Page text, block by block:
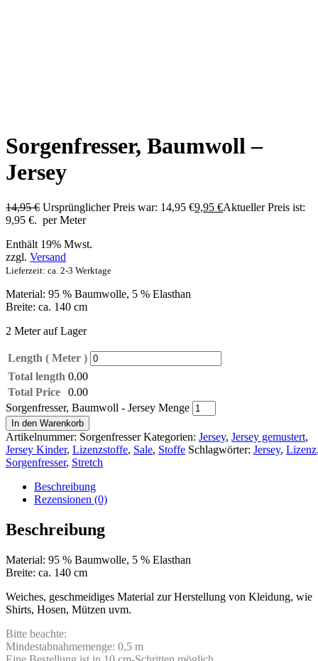
Sorgenfresser, Baumwoll –
Jersey
14,95€ Ursprünglicher Preis war: 14,95 €9,95 €Aktueller Preis ist:
9,95 €. per Meter
Enthält 19% Mwst.
zzgl. Versand
Lieferzeit: ca. 2-3 Werktage
Material: 95 % Baumwolle, 5 % Elasthan
Breite: ca. 140 cm
2 Meter auf Lager
Length ( Meter )
Total length 0.00
Total Price
0.00
Sorgenfresser, Baumwoll - Jersey Menge
In den Warenkorb
Artikelnummer: Sorgenfresser Kategorien: Jersey, Jersey gemustert,
Jersey Kinder, Lizenzstoffe, Sale, Stoffe Schlagwörter: Jersey, Lizenz
Sorgenfresser, Stretch
Beschreibung
Rezensionen (0)
Beschreibung
Material: 95 % Baumwolle, 5 % Elasthan
Breite: ca. 140 cm
Weiches, geschmeidiges Material zur Herstellung von Kleidung, wie
Shirts, Hosen, Mützen uvm.
Bitte beachte:
Mindestabnahmemenge: 0,5 m